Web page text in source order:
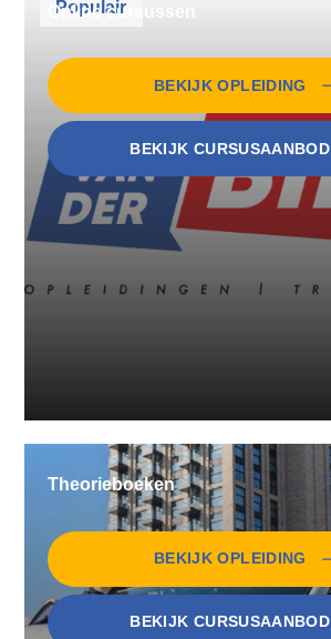
Populair
Online cursussen
BEKIJK OPLEIDING
BEKIJK CURSUSAANBOD
Theorieboeken
BEKIJK OPLEIDING
BEKIJK CURSUSAANBOD